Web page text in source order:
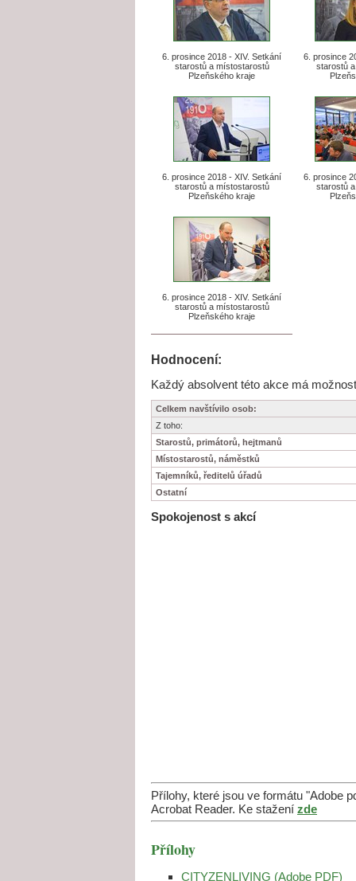
6. prosince 2018 - XIV. Setkání
starostů a místostarostů
Plzeňského kraje
6. prosince
starostů
6. prosince 2018 - XIV. Setkání
starostů a místostarostů
Plzeňského kraje
6. prosince
starostů
6. prosince 2018 - XIV. Setkání
starostů a místostarostů
Plzeňského kraje
Hodnocení:
Každý absolvent této akce má
Celkem navštívilo osob:
Z toho:
Starostů, primátorů, hejtmanů
Místostarostů, náměstků
Tajemníků, ředitelů úřadů
Ostatní
Spokojenost s akcí
Přílohy, které jsou ve formátu "Adobe
Acrobat Reader. Ke stažení zde
Přílohy
CITYZENLIVING (Adobe PDF)